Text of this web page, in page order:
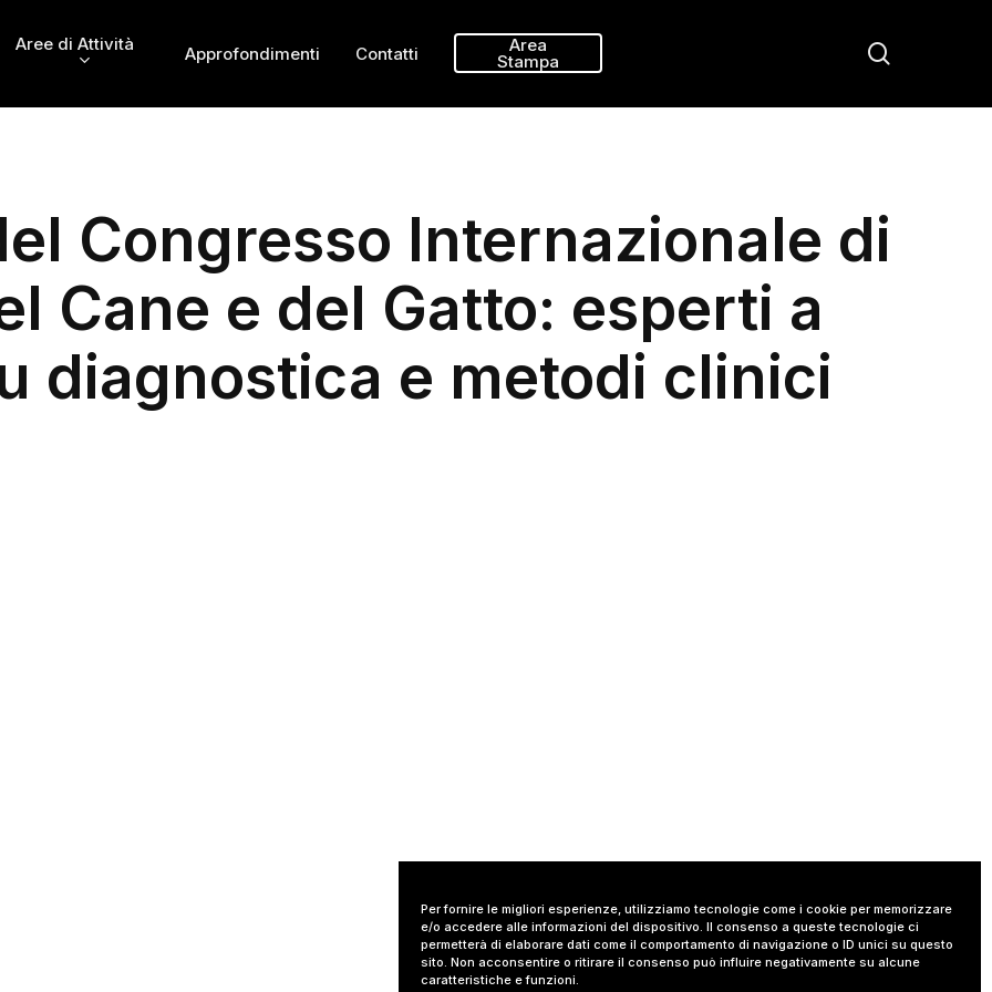
Per fornire le migliori esperienze, utilizziamo tecnologie come i cookie per memorizzare
e/o accedere alle informazioni del dispositivo. Il consenso a queste tecnologie ci
permetterà di elaborare dati come il comportamento di navigazione o ID unici su questo
sito. Non acconsentire o ritirare il consenso può influire negativamente su alcune
caratteristiche e funzioni.
Aree di Attività Approfondimenti Contatti Area
Stampa
Congresso Internazionale di
Cane e del Gatto: esperti a
diagnostica e metodi clinici